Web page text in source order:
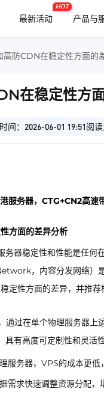
最新活动
HOT
产品与
高防CDN在稳定性方面的
在稳定性方
间：2026-06-01 19:51阅
服务器，CTG+CN2高速
方面的差异分析
务器稳定性和性能是任
，内容分发网络）
定性方面的差异，并推荐
通过在单个物理服务器
有高度可定制性和灵活
服务器，VPS的成本更低
需求快速调整资源分配，